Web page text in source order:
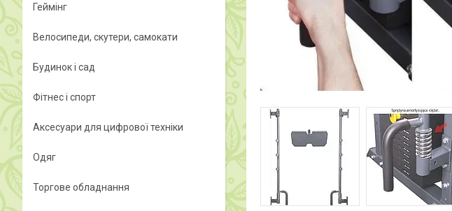
Геймінг
Велосипеди, скутери, самокати
Будинок і сад
Фітнес і спорт
Аксесуари для цифрової техніки
Одяг
Торгове обладнання